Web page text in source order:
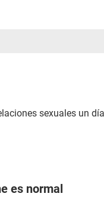
sexuales un
es normal